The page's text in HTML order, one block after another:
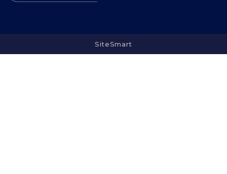
SiteSmart